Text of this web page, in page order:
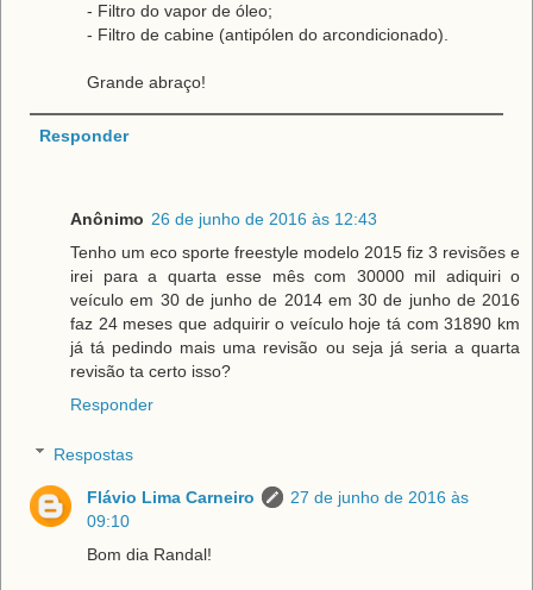
- Filtro do vapor de óleo;
- Filtro de cabine (antipólen do arcondicionado).
Grande abraço!
Responder
Anônimo 26 de junho de 2016 às 12:43
Tenho um eco sporte freestyle modelo 2015 fiz 3 revisões e
irei para a quarta esse mês com 30000 mil adiquiri o
veículo em 30 de junho de 2014 em 30 de junho de 2016
faz 24 meses que adquirir o veículo hoje tá com 31890 km
já tá pedindo mais uma revisão ou seja já seria a quarta
revisão ta certo isso?
Responder
Respostas
Flávio Lima Carneiro
27 de junho de 2016 às
09:10
Bom dia Randal!